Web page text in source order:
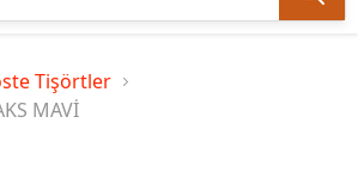
Tişörtler
MAVİ